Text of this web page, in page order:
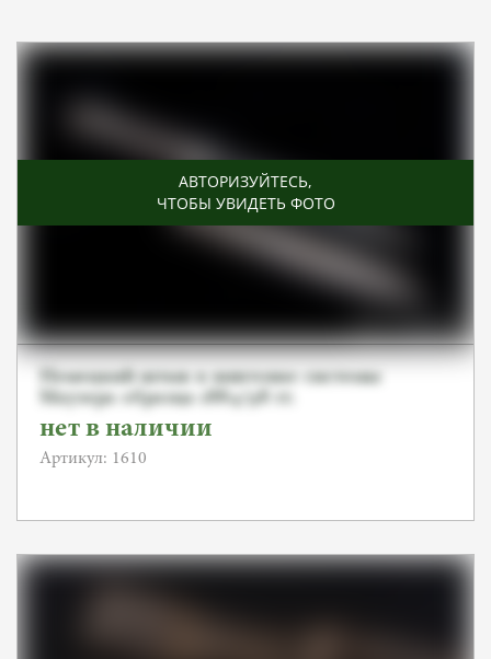
АВТОРИЗУЙТЕСЬ,
ЧТОБЫ УВИДЕТЬ ФОТО
Немецкий штык к винтовке системы
Маузера образца 1884/98 гг.
нет в наличии
Артикул: 1610